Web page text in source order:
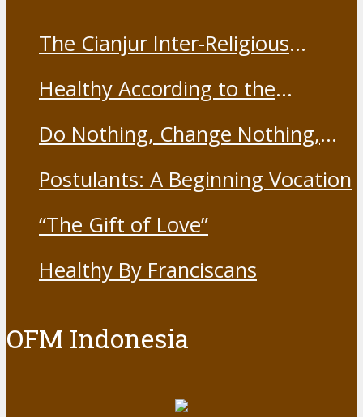
The Cianjur Inter-Religious
19 Vaccine
Healthy According to the
Do Nothing, Change Nothing,
Postulants: A Beginning Vocation
“The Gift of Love”
Healthy By Franciscans
OFM Indonesia